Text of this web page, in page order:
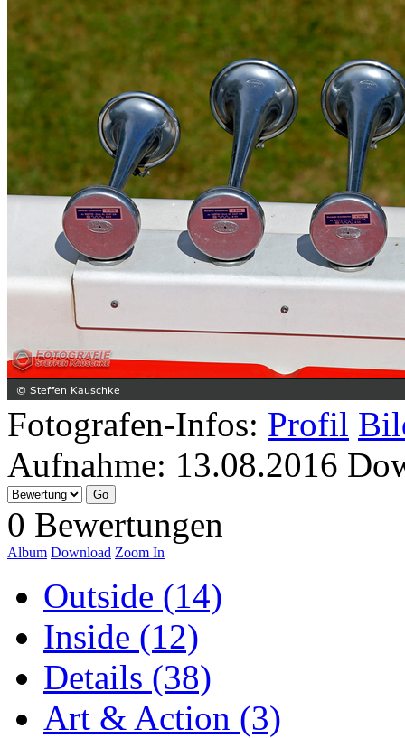
Fotografen-Infos: Profil
Aufnahme: 13.08.2016
0 Bewertungen
Album Download Zoom In
Outside (14)
Inside (12)
Details (38)
Art & Action (3)